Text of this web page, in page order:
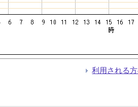
利用される